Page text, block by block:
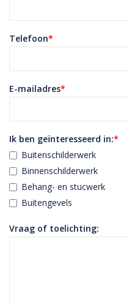
Telefoon*
E-mailadres*
Ik ben geïnteresseerd in:*
Buitenschilderwerk
Binnenschilderwerk
Behang- en stucwerk
Buitengevels
Vraag of toelichting: